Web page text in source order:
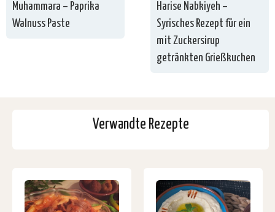
Muhammara – Paprika
Walnuss Paste
Harise Nabkiyeh –
Syrisches Rezept für ein
mit Zuckersirup
getränkten Grießkuchen
Verwandte Rezepte